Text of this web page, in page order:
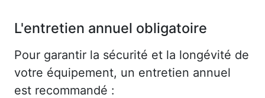
L'entretien annuel obligatoire
Pour garantir la sécurité et la longévité de
votre équipement, un entretien annuel
est recommandé :